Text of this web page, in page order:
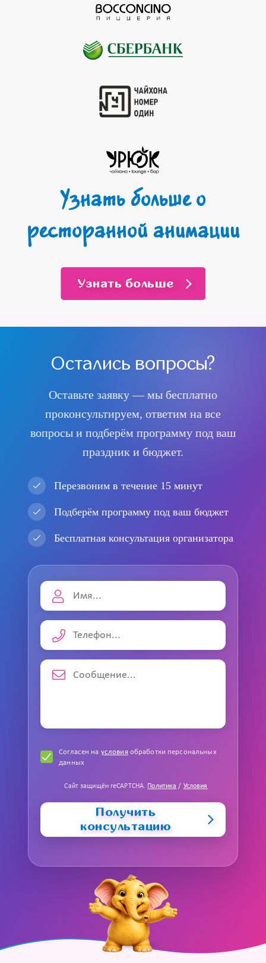
Узнать больше о
ресторанной анимации
Узнать больше
Остались вопросы?
Оставьте заявку — мы бесплатно
проконсультируем, ответим на все
вопросы и подберём программу под ваш
праздник и бюджет.
Перезвоним в течение 15 минут
Подберём программу под ваш бюджет
Бесплатная консультация организатора
Согласен на условияобработки персональных
данных
Сайт защищён reCAPTCHA. Политика / Условия
Получить
консультацию